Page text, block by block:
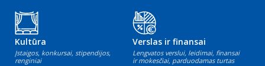
Kultūra
Įstaigos, konkursai, stipendijos,
renginiai
Verslas ir finansai
Lengvatos verslui, leidimai, finansai
ir mokesčiai, parduodamas turtas